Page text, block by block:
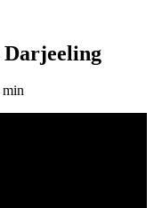
Darjeeling
min